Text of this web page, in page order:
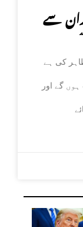
سے
گی
کی ہے
گے اور